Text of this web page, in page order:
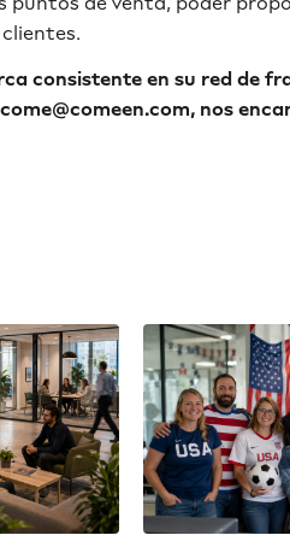
consistente en su red de
nos